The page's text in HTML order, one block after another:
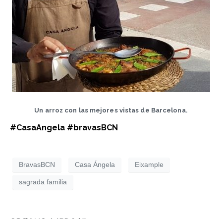
Un arroz con las mejores vistas de Barcelona.
#CasaAngela #bravasBCN
BravasBCN Casa Ángela Eixample
sagrada familia